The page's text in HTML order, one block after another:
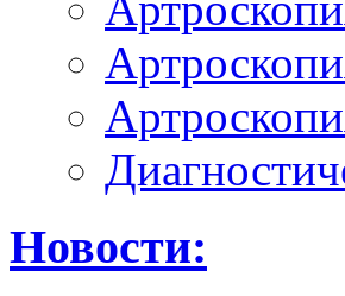
Новости: